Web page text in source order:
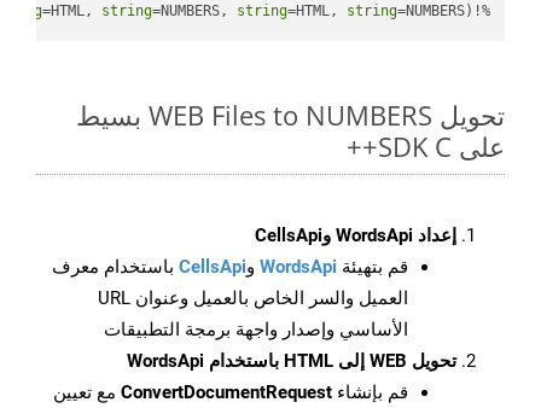
%!(EXTRA
=HTML, string=NUMBERS, string=HTML, string=NUMBERS)
تحويل WEB Files to NUMBERS بسيط
على SDK C++
إعداد WordsApi وCellsApi
قم بتهيئة WordsApi وCellsApi باستخدام معرف
العميل والسر الخاص بالعميل وعنوان URL
الأساسي وإصدار واجهة برمجة التطبيقات
تحويل WEB إلى HTML باستخدام WordsApi
قم بإنشاء ConvertDocumentRequest مع تعيين